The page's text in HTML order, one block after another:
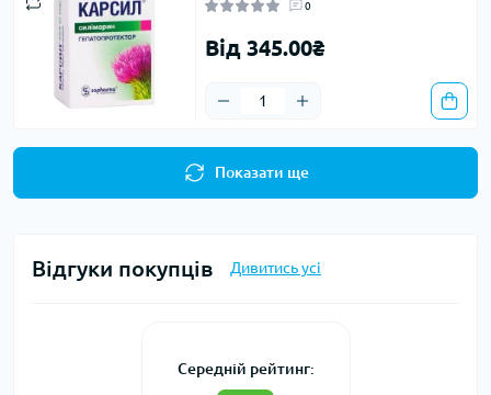
0
Від 345.00₴
Показати ще
Відгуки покупців Дивитись усі
Середній рейтинг: